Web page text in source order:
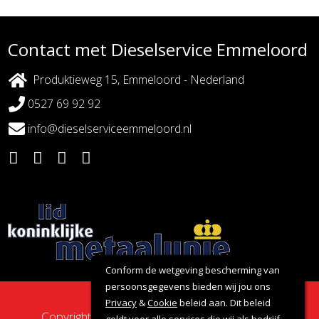
Conform de wetgeving bescherming van
persoonsgegevens bieden wij jou ons
Privacy&Cookie beleid aan. Dit beleid
Contact met Dieselservice Emmeloord
Produktieweg 15, Emmeloord - Nederland
0527 69 92 92
info@dieselserviceemmeloord.nl